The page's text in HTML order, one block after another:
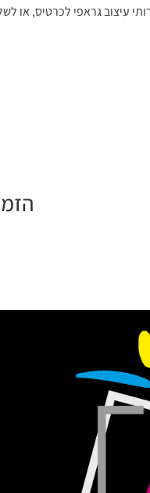
עיצוב גראפי לכרטיס,